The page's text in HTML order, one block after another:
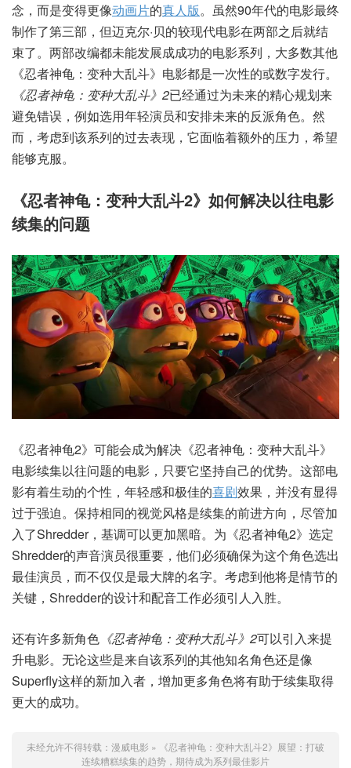
念，而是变得更像动画片的真人版。虽然90年代的电影最终
制作了第三部，但迈克尔·贝的较现代电影在两部之后就结
束了。两部改编都未能发展成成功的电影系列，大多数其他
《忍者神龟：变种大乱斗》电影都是一次性的或数字发行。
《忍者神龟：变种大乱斗》2已经通过为未来的精心规划来
避免错误，例如选用年轻演员和安排未来的反派角色。然
而，考虑到该系列的过去表现，它面临着额外的压力，希望
能够克服。
《忍者神龟：变种大乱斗2》如何解决以往电影
续集的问题
《忍者神龟2》可能会成为解决《忍者神龟：变种大乱斗》
电影续集以往问题的电影，只要它坚持自己的优势。这部电
影有着生动的个性，年轻感和极佳的喜剧效果，并没有显得
过于强迫。保持相同的视觉风格是续集的前进方向，尽管加
入了Shredder，基调可以更加黑暗。为《忍者神龟2》选定
Shredder的声音演员很重要，他们必须确保为这个角色选出
最佳演员，而不仅仅是最大牌的名字。考虑到他将是情节的
关键，Shredder的设计和配音工作必须引人入胜。
还有许多新角色 《忍者神龟：变种大乱斗》2可以引入来提
升电影。无论这些是来自该系列的其他知名角色还是像
Superfly这样的新加入者，增加更多角色将有助于续集取得
更大的成功。
未经允许不得转载： 漫威电影 »
《忍者神龟：变种大乱斗2》展望：打破
连续糟糕续集的趋势，期待成为系列最佳影片